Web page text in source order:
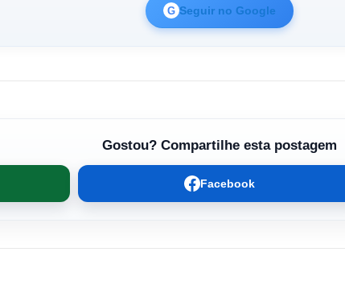
G Seguir no Google
Gostou? Compartilhe esta postagem
Facebook